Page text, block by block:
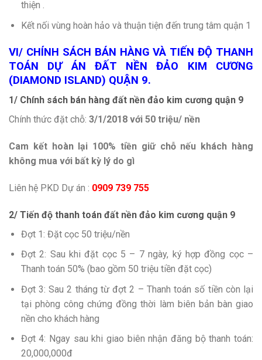
thiện .
Kết nối vùng hoàn hảo và thuận tiện đến trung tâm quận 1
VI/ CHÍNH SÁCH BÁN HÀNG VÀ TIẾN ĐỘ THANH
TOÁN DỰ ÁN ĐẤT NỀN ĐẢO KIM CƯƠNG
(DIAMOND ISLAND) QUẬN 9.
1/ Chính sách bán hàng đất nền đảo kim cương quận 9
Chính thức đặt chỗ: 3/1/2018 với 50 triệu/ nền
Cam kết hoàn lại 100% tiền giữ chỗ nếu khách hàng
không mua với bất kỳ lý do gì
Liên hệ PKD Dự án : 0909 739 755
2/ Tiến độ thanh toán đất nền đảo kim cương quận 9
Đợt 1: Đặt cọc 50 triệu/nền
Đợt 2: Sau khi đặt cọc 5 – 7 ngày, ký hợp đồng cọc –
Thanh toán 50% (bao gồm 50 triệu tiền đặt cọc)
Đợt 3: Sau 2 tháng từ đợt 2 – Thanh toán số tiền còn lại
tại phòng công chứng đồng thời làm biên bản bàn giao
nền cho khách hàng
Đợt 4: Ngay sau khi giao biên nhận đăng bộ thanh toán:
20,000,000đ